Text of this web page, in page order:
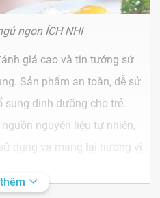
ngon ÍCH NHI
giá cao và tin tưởng sử
Sản phẩm an toàn, dễ sử
sung dinh dưỡng cho trẻ.
nguyên liệu tự nhiên,
dụng và mang lại hương vị